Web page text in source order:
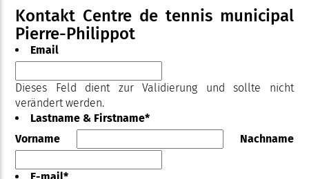
Kontakt Centre de tennis municipal
Pierre-Philippot
Email
Dieses Feld dient zur Validierung und sollte nicht
verändert werden.
Lastname & Firstname*
Vorname
Nachname